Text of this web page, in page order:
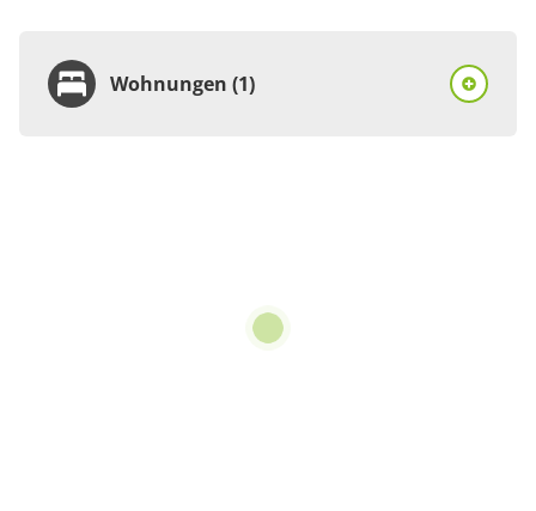
Wohnungen (1)
2 Wohnungen